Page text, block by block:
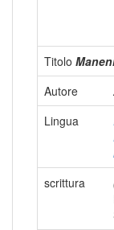
Titolo
Autore
Lingua
scrittura